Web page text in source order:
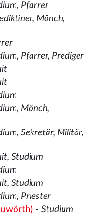
Pfarrer
Mönch,
Pfarrer, Prediger
Mönch,
Sekretär, Militär,
Studium
Studium
Priester
- Studium